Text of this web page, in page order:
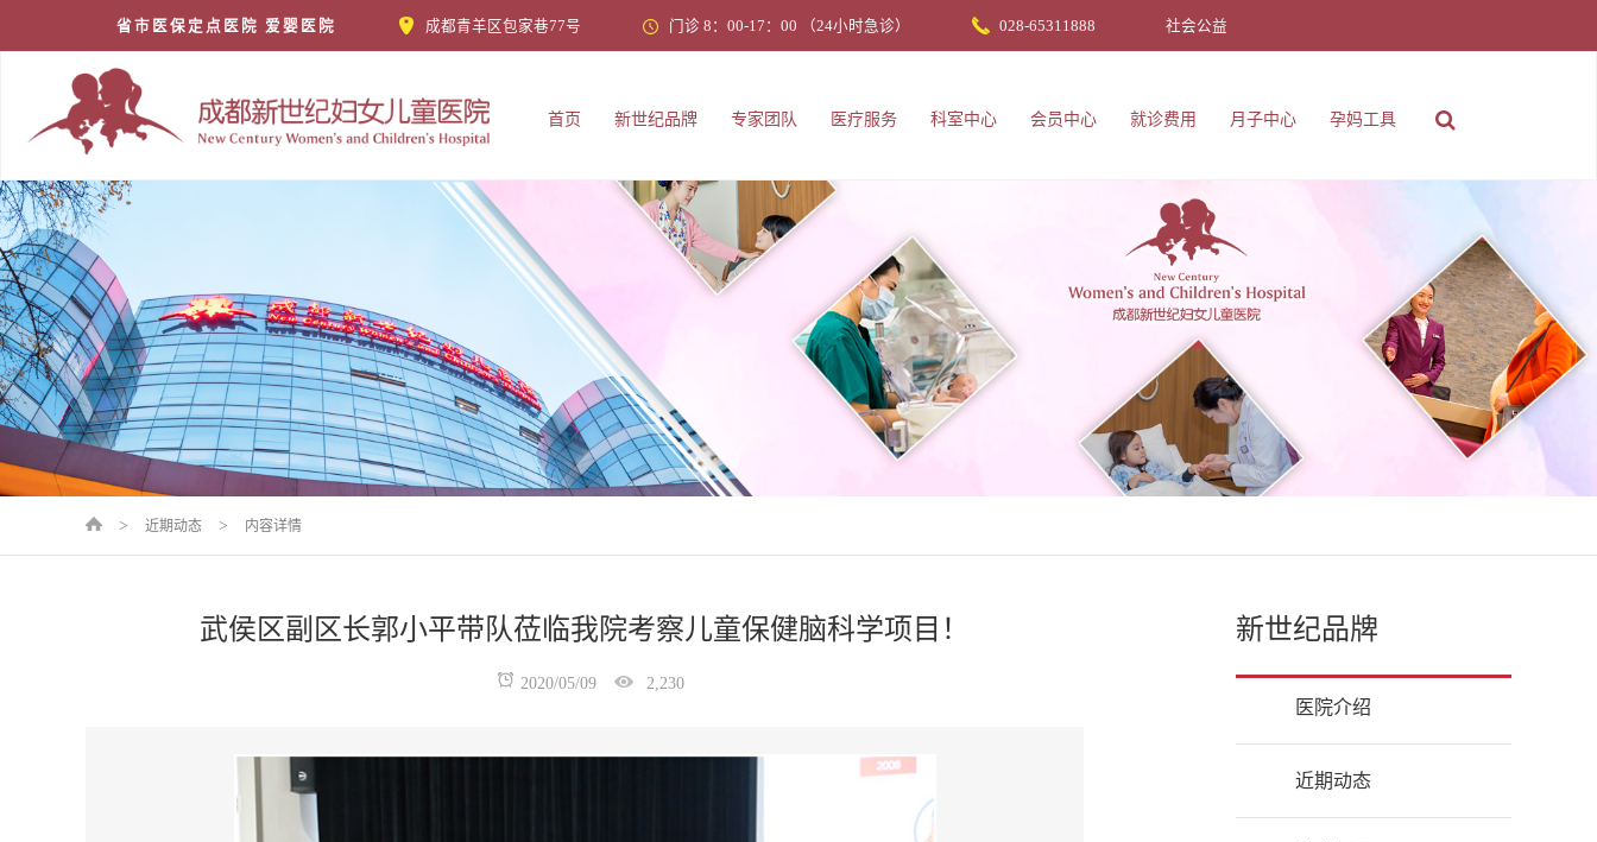
省市医保定点医院 爱婴医院 成都青羊区包家巷77号 门诊 8：00-17：00 （24小时急诊） 028-65311888 社会公益
首页 新世纪品牌 专家团队 医疗服务 科室中心 会员中心 就诊费用 月子中心 孕妈工具
> 近期动态 > 内容详情
武侯区副区长郭小平带队莅临我院考察儿童保健脑科学项目！
2020/05/09 2,230
新世纪品牌
医院介绍
近期动态